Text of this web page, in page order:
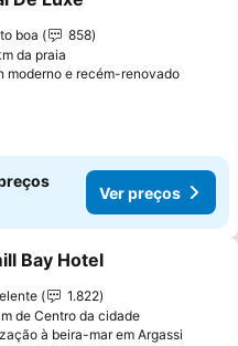
aos favoritos
boa
858
da praia
moderno e recém-renovado
Ver preços
aos favoritos
Bay Hotel
1.822
de Centro da cidade
à beira-mar em Argassi